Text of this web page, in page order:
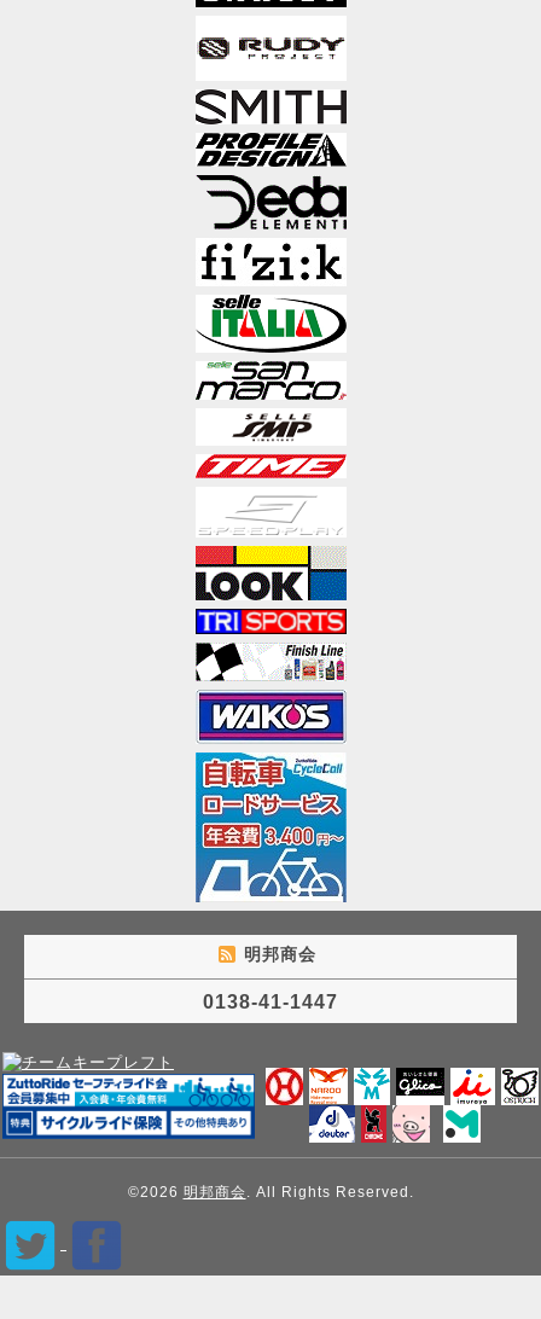
明邦商会
0138-41-1447
©2026 明邦商会. All Rights Reserved.